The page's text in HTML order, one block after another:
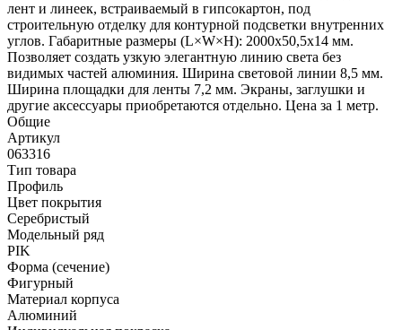
лент и линеек, встраиваемый в гипсокартон, под
строительную отделку для контурной подсветки внутренних
углов. Габаритные размеры (L×W×H): 2000x50,5x14 мм.
Позволяет создать узкую элегантную линию света без
видимых частей алюминия. Ширина световой линии 8,5 мм.
Ширина площадки для ленты 7,2 мм. Экраны, заглушки и
другие аксессуары приобретаются отдельно. Цена за 1 метр.
Общие
Артикул
063316
Тип товара
Профиль
Цвет покрытия
Серебристый
Модельный ряд
PIK
Форма (сечение)
Фигурный
Материал корпуса
Алюминий